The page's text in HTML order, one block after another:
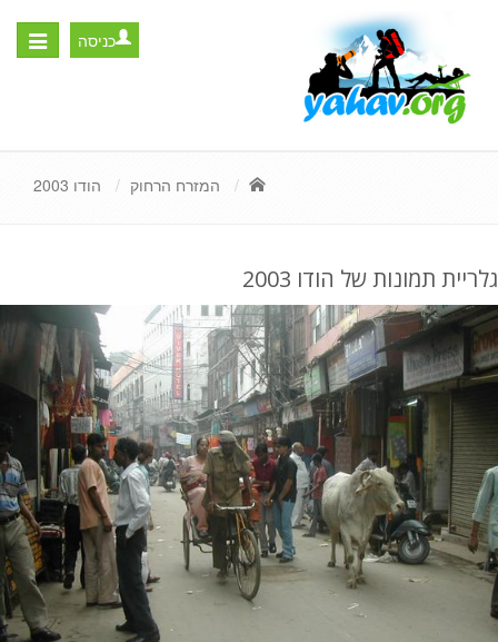
Toggle
כניסה
המזרח הרחוק הודו 2003
גלריית תמונות של הודו 2003